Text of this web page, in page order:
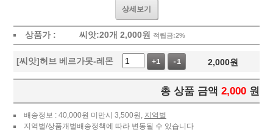
상세보기
상품가 : 씨앗:20개 2,000원 적립금:2%
[씨앗]허브 베르가못-레몬 +1 -1 2,000원
총 상품 금액 2,000 원
배송정보 : 40,000원 미만시 3,500원, 지역별
지역별/상품개별배송정책에 따라 변동될 수 있습니다